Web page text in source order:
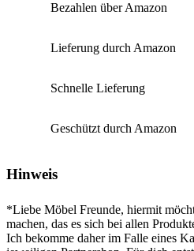
Bezahlen über Amazon
Lieferung durch Amazon
Schnelle Lieferung
Geschützt durch Amazon
Hinweis
*Liebe Möbel Freunde, hiermit
machen, das es sich bei allen
Ich bekomme daher im Falle eines